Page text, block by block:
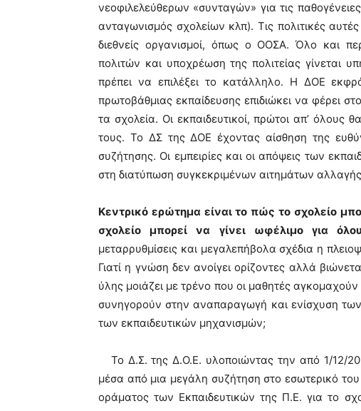
νεοφιλελεύθερων «συνταγών» για τις
ανταγωνισμός σχολείων κλπ). Τις πολιτικές
διεθνείς οργανισμοί, όπως ο ΟΟΣΑ. Όλο και
πολιτών και υποχρέωση της πολιτείας γίνεται
πρέπει να επιλέξει το κατάλληλο. Η ΔΟΕ
πρωτοβάθμιας εκπαίδευσης επιδιώκει να φέρει
τα σχολεία. Οι εκπαιδευτικοί, πρώτοι απ’ όλους
τους. Το ΔΣ της ΔΟΕ έχοντας αίσθηση της
συζήτησης. Οι εμπειρίες και οι απόψεις των
στη διατύπωση συγκεκριμένων αιτημάτων
Κεντρικό ερώτημα είναι το πώς το σχολείο
σχολείο μπορεί να γίνει ωφέλιμο για
μεταρρυθμίσεις και μεγαλεπήβολα σχέδια η
Γιατί η γνώση δεν ανοίγει ορίζοντες αλλά
ύλης μοιάζει με τρένο που οι μαθητές
συνηγορούν στην αναπαραγωγή και ενίσχυση
των εκπαιδευτικών μηχανισμών;
Το Δ.Σ. της Δ.Ο.Ε. υλοποιώντας την από 1/12/
μέσα από μια μεγάλη συζήτηση στο εσωτερικό
οράματος των Εκπαιδευτικών της Π.Ε. για το